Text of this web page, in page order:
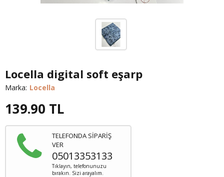
Locella digital soft eşarp
Marka: Locella
139.90 TL
TELEFONDA SİPARİŞ
VER
05013353133
Tıklayın, telefonunuzu
bırakın. Sizi arayalım.